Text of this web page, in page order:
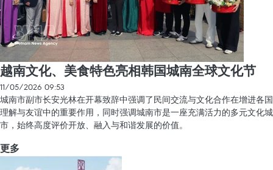
越南文化、美食特色亮相韩国城南全球文化节
11/05/2026 09:53
城南市副市长安光林在开幕致辞中强调了民间交流与文化合作在增进各国
理解与友谊中的重要作用，同时强调城南市是一座充满活力的多元文化城
市，始终高度评价开放、融入与和谐发展的价值。
更多